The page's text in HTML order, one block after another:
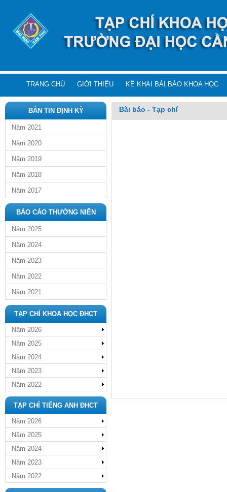
TRANG CHỦ GIỚI THIỆU KÊ KHAI BÀI BÁO KHOA HỌC
BẢN TIN ĐỊNH KỲ
Năm 2021
Năm 2020
Năm 2019
Năm 2018
Năm 2017
BÁO CÁO THƯỜNG NIÊN
Năm 2025
Năm 2024
Năm 2023
Năm 2022
Năm 2021
TẠP CHÍ KHOA HỌC ĐHCT
Năm 2026
Năm 2025
Năm 2024
Năm 2023
Năm 2022
TẠP CHÍ TIẾNG ANH ĐHCT
Năm 2026
Năm 2025
Năm 2024
Năm 2023
Năm 2022
Bài báo - Tạp chí